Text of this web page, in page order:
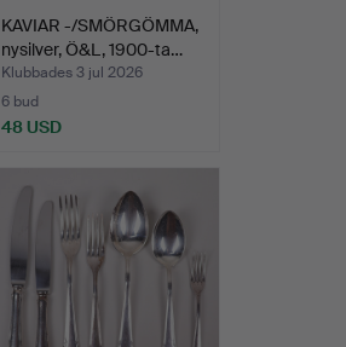
KAVIAR -/SMÖRGÖMMA,
nysilver, Ö&L, 1900-ta…
Klubbades 3 jul 2026
6 bud
48 USD